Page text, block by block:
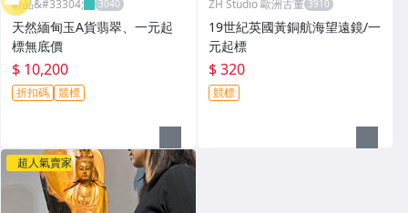
昕品&#33304;
天然緬甸玉A貨翡翠、一元起
標無底價
$ 10,200
折扣碼 競標
ZH Studio 歐洲古董
19世紀英國黃銅航海望遠鏡/一
元起標
$ 320
競標
超人氣賣家